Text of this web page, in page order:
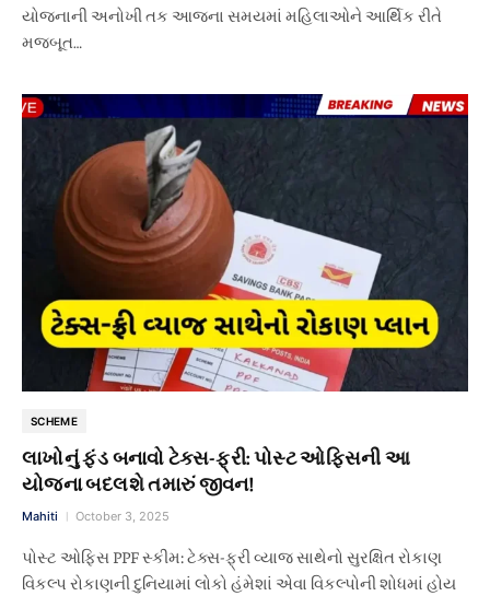
યોજનાની અનોખી તક આજના સમયમાં મહિલાઓને આર્થિક રીતે
મજબૂત…
SCHEME
લાખોનું ફંડ બનાવો ટેક્સ-ફ્રી: પોસ્ટ ઓફિસની આ
યોજના બદલશે તમારું જીવન!
Mahiti October 3, 2025
પોસ્ટ ઓફિસ PPF સ્કીમ: ટેક્સ-ફ્રી વ્યાજ સાથેનો સુરક્ષિત રોકાણ
વિકલ્પ રોકાણની દુનિયામાં લોકો હંમેશાં એવા વિકલ્પોની શોધમાં હોય